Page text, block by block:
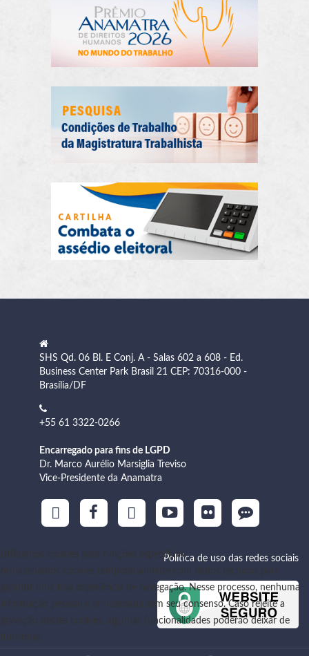
SHS Qd. 06 Bl. E Conj. A - Salas 602 a 608 - Ed.
Business Center Park Brasil 21 CEP: 70316-000 -
Brasília/DF
+55 61 3322-0266
Encarregado para fins de LGPD
Dr. Marco Aurélio Marsiglia Treviso
Vice-Presidente da Anamatra
Política de uso das redes sociais
Utilizamos cookies para funções específicas
Armazenamos cookies temporariamente com dados técnicos para
garantir uma boa experiência de navegação. Nesse processo, nenhuma
informação pessoal é armazenada sem seu consenso. Caso rejeite a
gravação destes cookies, algumas funcionalidades poderão deixar de
funcionar.